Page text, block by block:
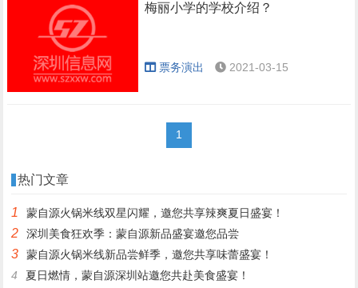
梅丽小学的学校介绍？
票务演出 2021-03-15
1
热门文章
1 蒙自源火锅米线双星闪耀，邀您共享辣爽夏日盛宴！
2 深圳美食狂欢季：蒙自源新品盛宴邀您品尝
3
蒙自源火锅米线新品尝鲜季，邀您共享味蕾盛宴！
4
夏日燃情，蒙自源深圳站邀您共赴美食盛宴！